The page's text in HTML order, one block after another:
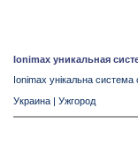
Ionimax уникальная
Ionimax унікальна система
Украина | Ужгород